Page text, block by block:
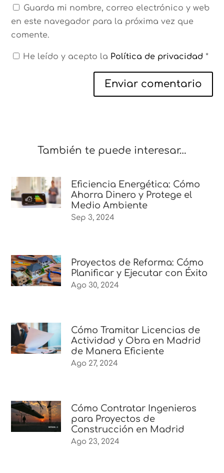
Guarda mi nombre, correo electrónico y web
en este navegador para la próxima vez que
comente.
He leído y acepto la Política de privacidad*
Enviar comentario
También te puede interesar…
Eficiencia Energética: Cómo
Ahorra Dinero y Protege el
Medio Ambiente
Sep 3, 2024
Proyectos de Reforma: Cómo
Planificar y Ejecutar con Éxito
Ago 30, 2024
Cómo Tramitar Licencias de
Actividad y Obra en Madrid
de Manera Eficiente
Ago 27, 2024
Cómo Contratar Ingenieros
para Proyectos de
Construcción en Madrid
Ago 23, 2024